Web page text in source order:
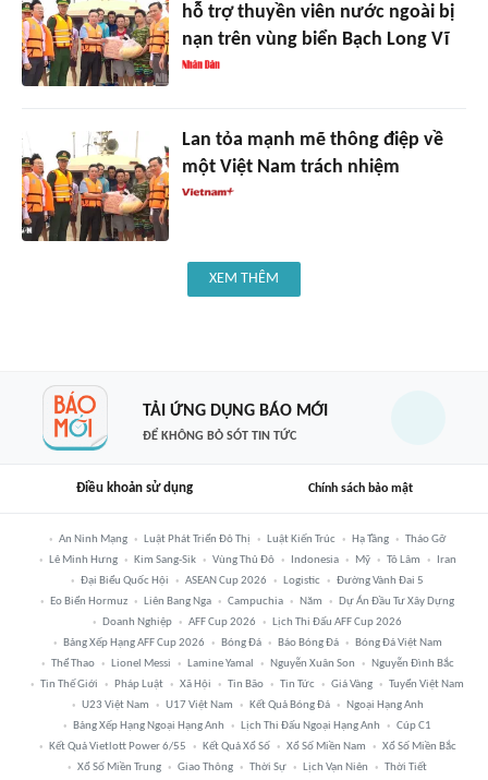
hỗ trợ thuyền viên nước ngoài bị
nạn trên vùng biển Bạch Long Vĩ
Lan tỏa mạnh mẽ thông điệp về
một Việt Nam trách nhiệm
XEM THÊM
TẢI ỨNG DỤNG BÁO MỚI
ĐỂ KHÔNG BỎ SÓT TIN TỨC
Điều khoản sử dụng Chính sách bảo mật
An Ninh Mạng Luật Phát Triển Đô Thị Luật Kiến Trúc Hạ Tầng
Tháo Gỡ
Lê Minh Hưng
Kim Sang-Sik Vùng Thủ Đô Indonesia Mỹ Tô Lâm
Iran
Đại Biểu Quốc Hội
ASEAN Cup 2026 Logistic
Đường Vành Đai 5
Eo Biển Hormuz
Liên Bang Nga Campuchia Năm
Dự Án Đầu Tư Xây Dựng
Doanh Nghiệp
AFF Cup 2026
Lịch Thi Đấu AFF Cup 2026
Bảng Xếp Hạng AFF Cup 2026
Bóng Đá Báo Bóng Đá
Bóng Đá Việt Nam
Thể Thao
Lionel Messi Lamine Yamal Nguyễn Xuân Son
Nguyễn Đình Bắc
Tin Thế Giới
Pháp Luật Xã Hội Tin Bão Tin Tức Giá Vàng
Tuyển Việt Nam
U23 Việt Nam
U17 Việt Nam Kết Quả Bóng Đá
Ngoại Hạng Anh
Bảng Xếp Hạng Ngoại Hạng Anh
Lịch Thi Đấu Ngoại Hạng Anh
Cúp C1
Kết Quả Vietlott Power 6/55
Kết Quả Xổ Số Xổ Số Miền Nam
Xổ Số Miền Bắc
Xổ Số Miền Trung
Giao Thông Thời Sự Lịch Vạn Niên Thời Tiết